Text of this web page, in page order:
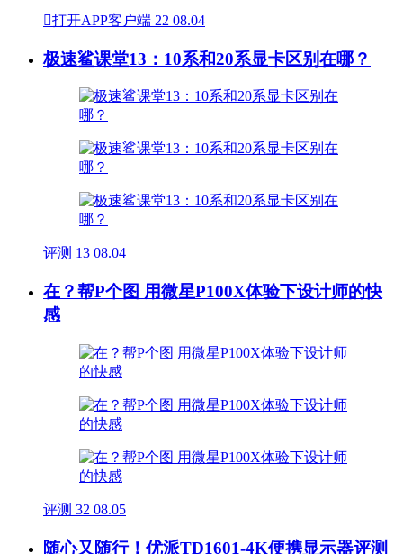
打开APP客户端 22 08.04
极速鲨课堂13：10系和20系显卡区别在哪？
评测 13 08.04
在？帮P个图 用微星P100X体验下设计师的快
感
评测 32 08.05
随心又随行！优派TD1601-4K便携显示器评测